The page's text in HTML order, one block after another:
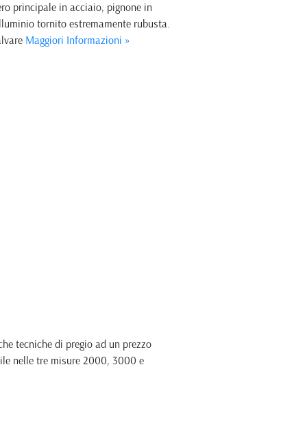
principale in acciaio, pignone in
tornito estremamente rubusta.
Maggiori Informazioni »
tecniche di pregio ad un prezzo
nelle tre misure 2000, 3000 e